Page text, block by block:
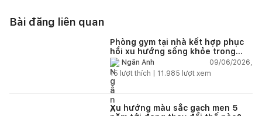
Bài đăng liên quan
Phòng gym tại nhà kết hợp phục
hồi xu hướng sống khỏe trong
nhà hiện đại
Ngân Anh
09/06/2026,
15 lượt thích | 11.985 lượt xem
Xu hướng màu sắc gạch men 5